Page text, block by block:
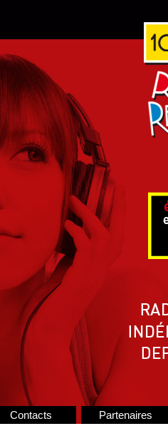
Contacts Partenaires